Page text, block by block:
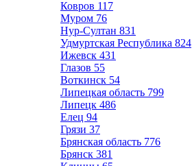
Ковров 117
Муром 76
Нур-Султан 831
Удмуртская Республика 824
Ижевск 431
Глазов 55
Воткинск 54
Липецкая область 799
Липецк 486
Елец 94
Грязи 37
Брянская область 776
Брянск 381